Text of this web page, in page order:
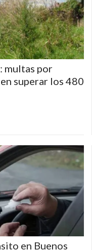
multas por
superar los 480
en Buenos